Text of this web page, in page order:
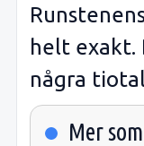
helt exakt.
några
Mer